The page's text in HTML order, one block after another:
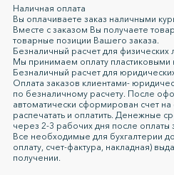
Наличная оплата
Вы оплачиваете заказ наличными
Вместе с заказом Вы получаете
товарные позиции Вашего заказа.
Безналичный расчет для физических
Мы принимаем оплату пластиковыми
Безналичный расчет для
Оплата заказов клиентами-
по безналичному расчету. После
автоматически сформирован счет
распечатать и оплатить. Денежные
через 2-3 рабочих дня после оплаты
Все необходимые для бухгалтерии
оплату, счет-фактура, накладная)
получении.